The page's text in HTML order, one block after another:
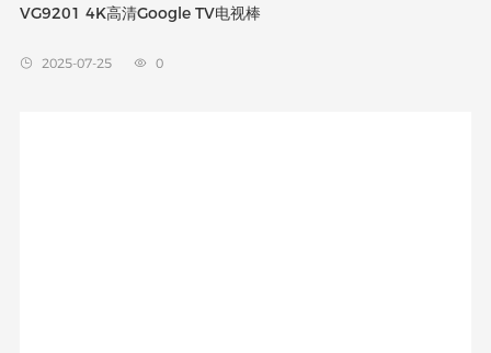
VG9201 4K高清Google TV电视棒
 2025-07-25  0